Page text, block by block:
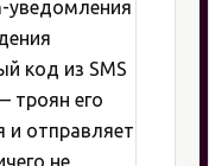
уведомления
код из SMS
троян его
и отправляет
не